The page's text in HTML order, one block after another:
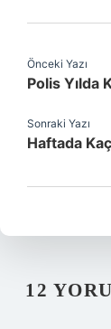
Önceki Yazı
Polis Yılda
Sonraki Yazı
Haftada
12